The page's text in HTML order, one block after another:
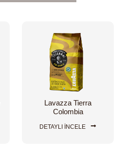
Lavazza Tierra
Colombia
DETAYLI İNCELE